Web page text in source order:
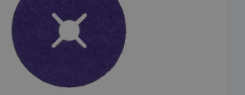
o 36% trvácnejší
o 34% vyšší úber